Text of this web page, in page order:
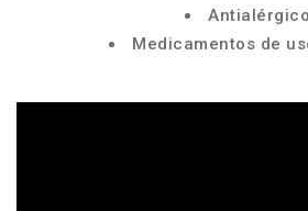
Medicamentos de